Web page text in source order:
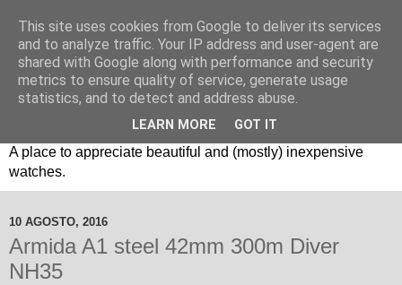
Um espaço sobre relógios "B3": Bons, Bonitos e Baratos. //
A place to appreciate beautiful and (mostly) inexpensive
watches.
10 AGOSTO, 2016
Armida A1 steel 42mm 300m Diver
NH35
This site uses cookies from Google to deliver its services
and to analyze traffic. Your IP address and user-agent are
shared with Google along with performance and security
metrics to ensure quality of service, generate usage
statistics, and to detect and address abuse.
LEARN MORE GOT IT